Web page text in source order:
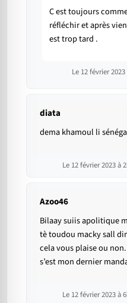
C est toujours
réfléchir et après
est trop tard .
Le 12 février
diata
dema khamoul li
Le 12 février 2023 à
Azoo46
Bilaay suiis apolitique
tè toudou macky sall
cela vous plaise ou
s’est mon dernier
Le 12 février 2023 à